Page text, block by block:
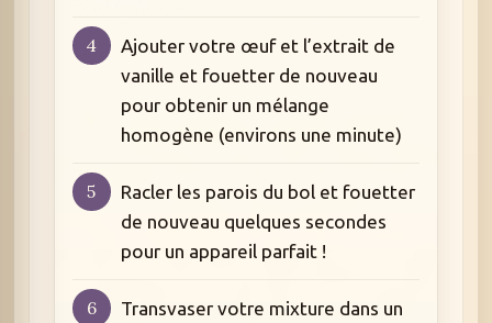
Ajouter votre œuf et l’extrait de
vanille et fouetter de nouveau
pour obtenir un mélange
homogène (environs une minute)
Racler les parois du bol et fouetter
de nouveau quelques secondes
pour un appareil parfait !
Transvaser votre mixture dans un